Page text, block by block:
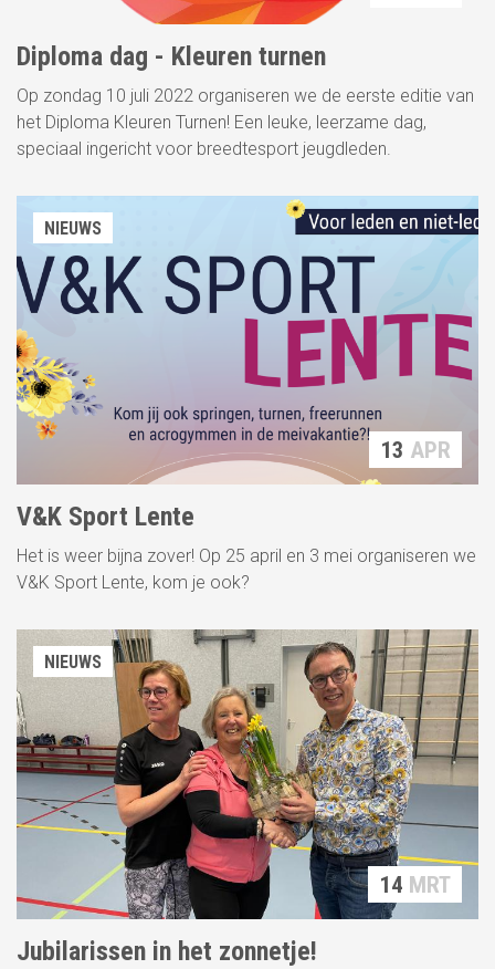
Diploma dag - Kleuren turnen
Op zondag 10 juli 2022 organiseren we de eerste editie van
het Diploma Kleuren Turnen! Een leuke, leerzame dag,
speciaal ingericht voor breedtesport jeugdleden.
13 APR
NIEUWS
V&K Sport Lente
Het is weer bijna zover! Op 25 april en 3 mei organiseren we
V&K Sport Lente, kom je ook?
14 MRT
NIEUWS
Jubilarissen in het zonnetje!